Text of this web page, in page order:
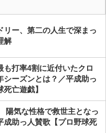
リー、第二の人生で深まっ
解
も打率4割に近付いたクロ
シーズンとは？／平成助っ
亡遊戯】
陽気な性格で救世主となっ
成助っ人賛歌【プロ野球死